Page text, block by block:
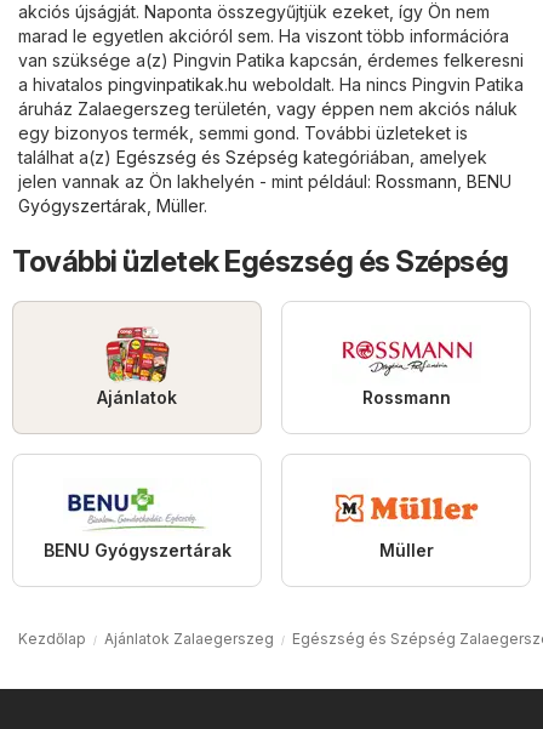
akciós újságját. Naponta összegyűjtjük ezeket, így Ön nem
marad le egyetlen akcióról sem. Ha viszont több információra
van szüksége a(z) Pingvin Patika kapcsán, érdemes felkeresni
a hivatalos pingvinpatikak.hu weboldalt. Ha nincs Pingvin Patika
áruház Zalaegerszeg területén, vagy éppen nem akciós náluk
egy bizonyos termék, semmi gond. További üzleteket is
találhat a(z) Egészség és Szépség kategóriában, amelyek
jelen vannak az Ön lakhelyén - mint például: Rossmann BENU
Gyógyszertárak Müller.
További üzletek Egészség és Szépség
Ajánlatok Rossmann
BENU Gyógyszertárak Müller
Kezdőlap Ajánlatok Zalaegerszeg Egészség és Szépség